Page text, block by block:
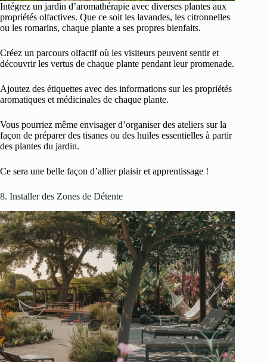
Intégrez un jardin d’aromathérapie avec diverses plantes aux
propriétés olfactives. Que ce soit les lavandes, les citronnelles
ou les romarins, chaque plante a ses propres bienfaits.
Créez un parcours olfactif où les visiteurs peuvent sentir et
découvrir les vertus de chaque plante pendant leur promenade.
Ajoutez des étiquettes avec des informations sur les propriétés
aromatiques et médicinales de chaque plante.
Vous pourriez même envisager d’organiser des ateliers sur la
façon de préparer des tisanes ou des huiles essentielles à partir
des plantes du jardin.
Ce sera une belle façon d’allier plaisir et apprentissage !
8. Installer des Zones de Détente